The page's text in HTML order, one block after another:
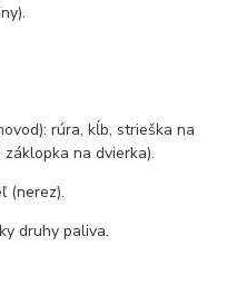
rúra, kĺb, strieška na
na dvierka).
(nerez).
druhy paliva.